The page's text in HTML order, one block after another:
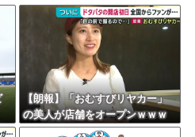
大男「1回戦の相手はこのｶﾞｷか？楽勝だな」少年剣士「…ふんっ、あまり調子に乗ら...
海外「おめでとうタキ！」リヴァプール南野がバースデーゴール！！
【朗報】「おむすびリヤカー」
の美人が店舗をオープンｗｗｗ
ｗｗｗｗｗｗｗｗｗ